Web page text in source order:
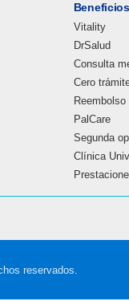
Beneficios
Vitality
DrSalud
Consulta
Cero
Reembolso
PalCare
Segunda
Clínica
reservados.